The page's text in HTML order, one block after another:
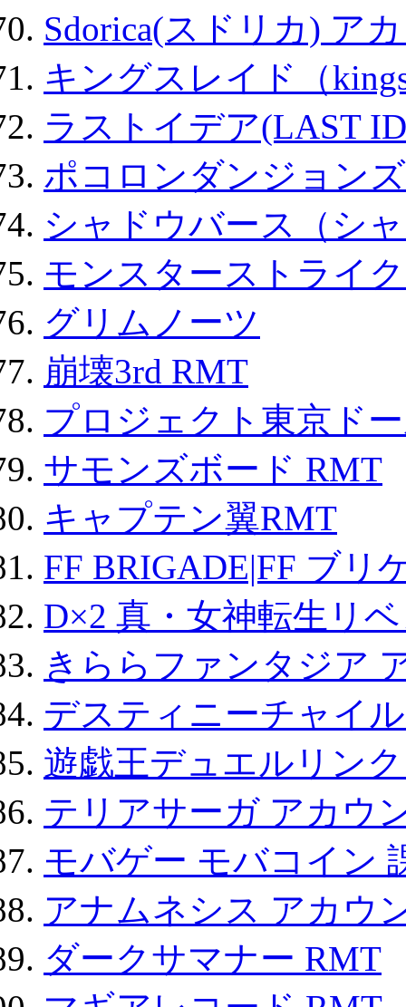
Sdorica(スドリカ) ア
キングスレイド（
ラストイデア(LAST
ポコロンダンジョン
シャドウバース（シ
モンスターストライ
グリムノーツ
崩壊3rd RMT
プロジェクト東京ド
サモンズボード RMT
キャプテン翼RMT
FF BRIGADE|FF ブリ
D×2 真・女神転生リ
きららファンタジア
デスティニーチャイ
遊戯王デュエルリン
テリアサーガ アカウ
モバゲー モバコイン
アナムネシス アカウ
ダークサマナー RMT